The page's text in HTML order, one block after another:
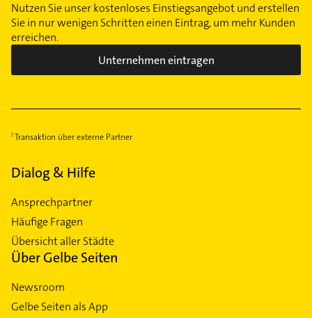
Nutzen Sie unser kostenloses Einstiegsangebot und erstellen
Sie in nur wenigen Schritten einen Eintrag, um mehr Kunden
erreichen.
Unternehmen eintragen
Transaktion über externe Partner
Dialog & Hilfe
Ansprechpartner
Häufige Fragen
Übersicht aller Städte
Über Gelbe Seiten
Newsroom
Gelbe Seiten als App